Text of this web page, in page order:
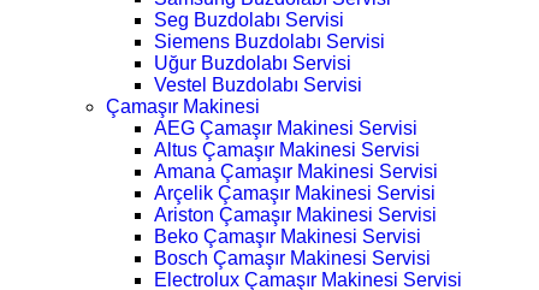
Seg Buzdolabı Servisi
Siemens Buzdolabı Servisi
Uğur Buzdolabı Servisi
Vestel Buzdolabı Servisi
Çamaşır Makinesi
AEG Çamaşır Makinesi Servisi
Altus Çamaşır Makinesi Servisi
Amana Çamaşır Makinesi Servisi
Arçelik Çamaşır Makinesi Servisi
Ariston Çamaşır Makinesi Servisi
Beko Çamaşır Makinesi Servisi
Bosch Çamaşır Makinesi Servisi
Electrolux Çamaşır Makinesi Servisi